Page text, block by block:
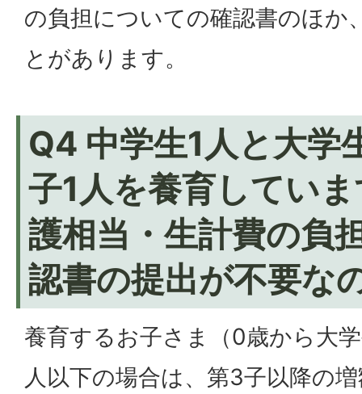
の負担についての確認書のほか
とがあります。
Q4 中学生1人と大学
子1人を養育してい
護相当・生計費の負
認書の提出が不要な
養育するお子さま（0歳から大
人以下の場合は、第3子以降の